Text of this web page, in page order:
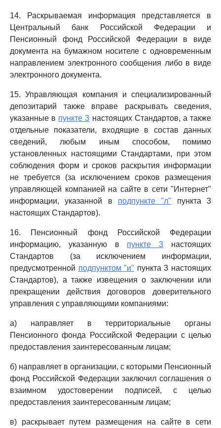
14. Раскрываемая информация представляется в
Центральный банк Российской Федерации и
Пенсионный фонд Российской Федерации в виде
документа на бумажном носителе с одновременным
направлением электронного сообщения либо в виде
электронного документа.
15. Управляющая компания и специализированный
депозитарий также вправе раскрывать сведения,
указанные в пункте 3 настоящих Стандартов, а также
отдельные показатели, входящие в состав данных
сведений, любым иным способом, помимо
установленных настоящими Стандартами, при этом
соблюдения форм и сроков раскрытия информации
не требуется (за исключением сроков размещения
управляющей компанией на сайте в сети "Интернет"
информации, указанной в подпункте "л" пункта 3
настоящих Стандартов).
16. Пенсионный фонд Российской Федерации
информацию, указанную в пункте 3 настоящих
Стандартов (за исключением информации,
предусмотренной подпунктом "и" пункта 3 настоящих
Стандартов), а также извещения о заключении или
прекращении действия договоров доверительного
управления с управляющими компаниями:
а) направляет в территориальные органы
Пенсионного фонда Российской Федерации с целью
предоставления заинтересованным лицам;
б) направляет в организации, с которыми Пенсионный
фонд Российской Федерации заключил соглашения о
взаимном удостоверении подписей, с целью
предоставления заинтересованным лицам;
в) раскрывает путем размещения на сайте в сети